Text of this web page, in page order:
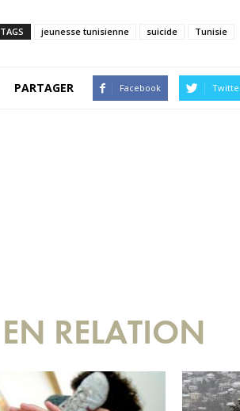
TAGS jeunesse tunisienne suicide Tunisie
PARTAGER Facebook
EN RELATION